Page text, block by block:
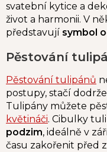
svatební kytice a
život a harmonii. V
představují symbol
Pěstování
Pěstování tulipánů
postupy, stačí
Tulipány můžete
květináči. Cibulky
podzim, ideálně v
času zakořenit před